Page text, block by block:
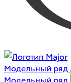
Модельный ряд
Модельный ряд